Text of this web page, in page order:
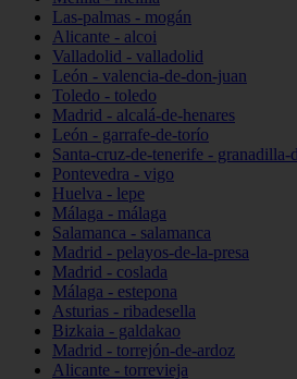
Las-palmas - mogán
Alicante - alcoi
Valladolid - valladolid
León - valencia-de-don-juan
Toledo - toledo
Madrid - alcalá-de-henares
León - garrafe-de-torío
Santa-cruz-de-tenerife - granadilla-
Pontevedra - vigo
Huelva - lepe
Málaga - málaga
Salamanca - salamanca
Madrid - pelayos-de-la-presa
Madrid - coslada
Málaga - estepona
Asturias - ribadesella
Bizkaia - galdakao
Madrid - torrejón-de-ardoz
Alicante - torrevieja